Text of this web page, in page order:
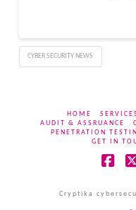
CYBER SECURITY NEWS
HOME
AUDIT & ASSRUANCE
PENETRATION
GET IN
Cryptika